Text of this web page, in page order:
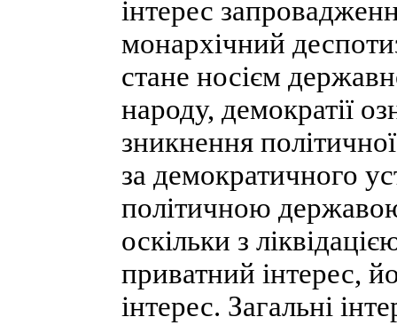
інтерес
монархічний
стане носієм
народу, демократії
зникнення
за демократичного
політичною
оскільки з
приватний інтерес,
інтерес. Загальні